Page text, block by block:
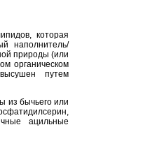
которая
наполнитель/
природы (или
органическом
путем
из бычьего или
ацильные